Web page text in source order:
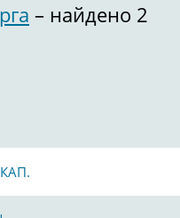
– найдено 2